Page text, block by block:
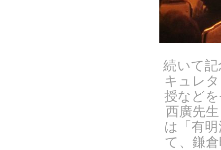
続いて
キュレ
授など
西廣先
は「有
て、鎌